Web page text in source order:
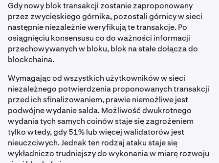
Gdy nowy blok transakcji zostanie zaproponowany
przez zwycięskiego górnika, pozostali górnicy w sieci
następnie niezależnie weryfikują te transakcje. Po
osiągnięciu konsensusu co do ważności informacji
przechowywanych w bloku, blok na stałe dołącza do
blockchaina.
Wymagając od wszystkich użytkowników w sieci
niezależnego potwierdzenia proponowanych transakcji
przed ich sfinalizowaniem, prawie niemożliwe jest
podwójne wydanie salda. Możliwość dwukrotnego
wydania tych samych coinów staje się zagrożeniem
tylko wtedy, gdy 51% lub więcej walidatorów jest
nieuczciwych. Jednak ten rodzaj ataku staje się
wykładniczo trudniejszy do wykonania w miarę rozwoju